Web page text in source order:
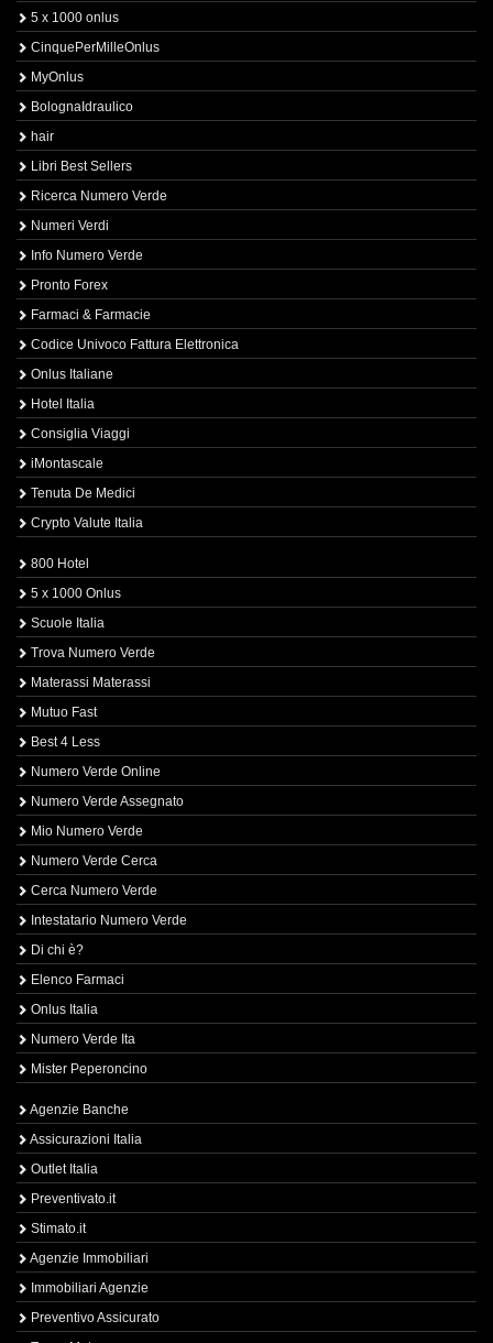
5 x 1000 onlus
CinquePerMilleOnlus
MyOnlus
BolognaIdraulico
hair
Libri Best Sellers
Ricerca Numero Verde
Numeri Verdi
Info Numero Verde
Pronto Forex
Farmaci & Farmacie
Codice Univoco Fattura Elettronica
Onlus Italiane
Hotel Italia
Consiglia Viaggi
iMontascale
Tenuta De Medici
Crypto Valute Italia
800 Hotel
5 x 1000 Onlus
Scuole Italia
Trova Numero Verde
Materassi Materassi
Mutuo Fast
Best 4 Less
Numero Verde Online
Numero Verde Assegnato
Mio Numero Verde
Numero Verde Cerca
Cerca Numero Verde
Intestatario Numero Verde
Di chi è?
Elenco Farmaci
Onlus Italia
Numero Verde Ita
Mister Peperoncino
Agenzie Banche
Assicurazioni Italia
Outlet Italia
Preventivato.it
Stimato.it
Agenzie Immobiliari
Immobiliari Agenzie
Preventivo Assicurato